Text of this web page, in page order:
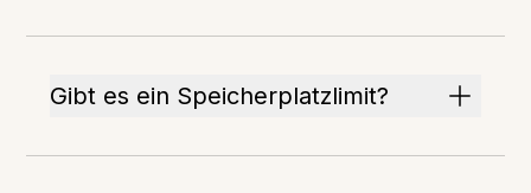
Gibt es ein Speicherplatzlimit?